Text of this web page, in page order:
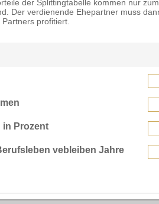
der Splittingtabelle kommen nur
Der verdienende Ehepartner muss
profitiert.
Prozent
vebleiben Jahre